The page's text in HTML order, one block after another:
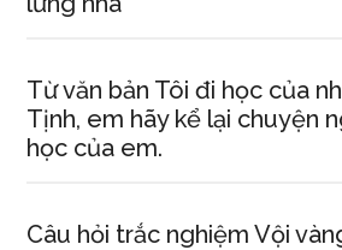
Từ văn bản Tôi đi học của
Tịnh, em hãy kể lại chuyện
học của em.
Câu hỏi trắc nghiệm Vội